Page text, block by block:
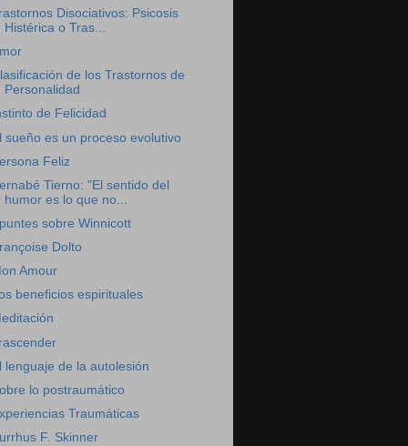
Disociativos: Psicosis
Histérica o Tras...
de los Trastornos de
Personalidad
de Felicidad
sueño es un proceso evolutivo
Feliz
Tierno: "El sentido del
humor es lo que no...
sobre Winnicott
Dolto
Amour
beneficios espirituales
lenguaje de la autolesión
lo postraumático
Traumáticas
F. Skinner